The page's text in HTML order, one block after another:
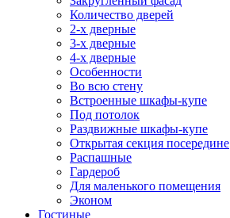
Количество дверей
2-х дверные
3-х дверные
4-х дверные
Особенности
Во всю стену
Встроенные шкафы-купе
Под потолок
Раздвижные шкафы-купе
Открытая секция посередине
Распашные
Гардероб
Для маленького помещения
Эконом
Гостиные